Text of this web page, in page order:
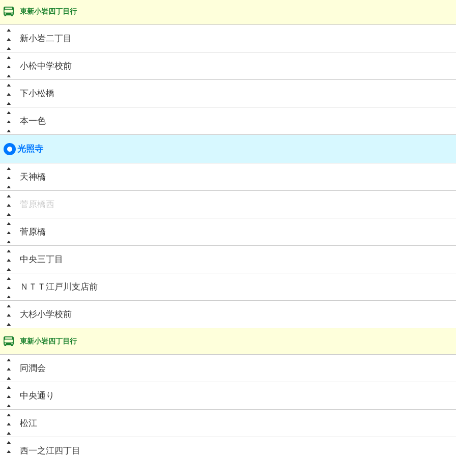
東新小岩四丁目行
新小岩二丁目
小松中学校前
下小松橋
本一色
光照寺
天神橋
菅原橋西
菅原橋
中央三丁目
ＮＴＴ江戸川支店前
大杉小学校前
東新小岩四丁目行
同潤会
中央通り
松江
西一之江四丁目